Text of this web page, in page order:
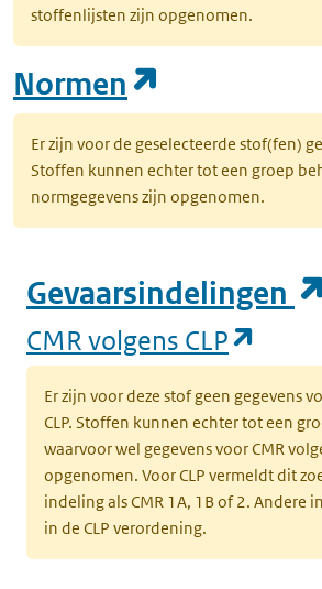
stoffenlijsten zijn opgenomen.
Normen
Er zijn voor de geselecteerde stof(fen)
Stoffen kunnen echter tot een groep
normgegevens zijn opgenomen.
Gevaarsindelingen
CMR volgens CLP
Er zijn voor deze stof geen gegevens
CLP. Stoffen kunnen echter tot een
waarvoor wel gegevens voor CMR
opgenomen. Voor CLP vermeldt dit
indeling als CMR 1A, 1B of 2. Andere
in de CLP verordening.